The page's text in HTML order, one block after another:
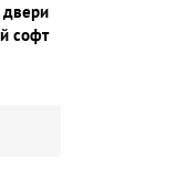
двери
софт